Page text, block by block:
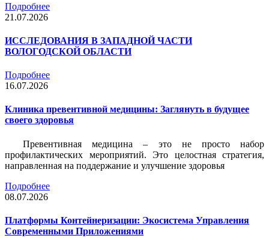
Подробнее
21.07.2026
ИССЛЕДОВАНИЯ В ЗАПАДНОЙ ЧАСТИ
ВОЛОГОДСКОЙ ОБЛАСТИ
Подробнее
16.07.2026
Клиника превентивной медицины: Заглянуть в будущее
своего здоровья
Превентивная медицина – это не просто набор
профилактических мероприятий. Это целостная стратегия,
направленная на поддержание и улучшение здоровья
Подробнее
08.07.2026
Платформы Контейнеризации: Экосистема Управления
Современными Приложениями